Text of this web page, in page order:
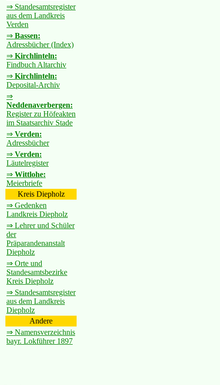
⇒ Standesamtsregister
aus dem Landkreis
Verden
⇒ Bassen:
Adressbücher (Index)
⇒ Kirchlinteln:
Findbuch Altarchiv
⇒ Kirchlinteln:
Deposital-Archiv
⇒
Neddenaverbergen:
Register zu Höfeakten
im Staatsarchiv Stade
⇒ Verden:
Adressbücher
⇒ Verden:
Läutelregister
⇒ Wittlohe:
Meierbriefe
Kreis Diepholz
⇒ Gedenken
Landkreis Diepholz
⇒ Lehrer und Schüler
der
Präparandenanstalt
Diepholz
⇒ Orte und
Standesamtsbezirke
Kreis Diepholz
⇒ Standesamtsregister
aus dem Landkreis
Diepholz
Andere
⇒ Namensverzeichnis
bayr. Lokführer 1897